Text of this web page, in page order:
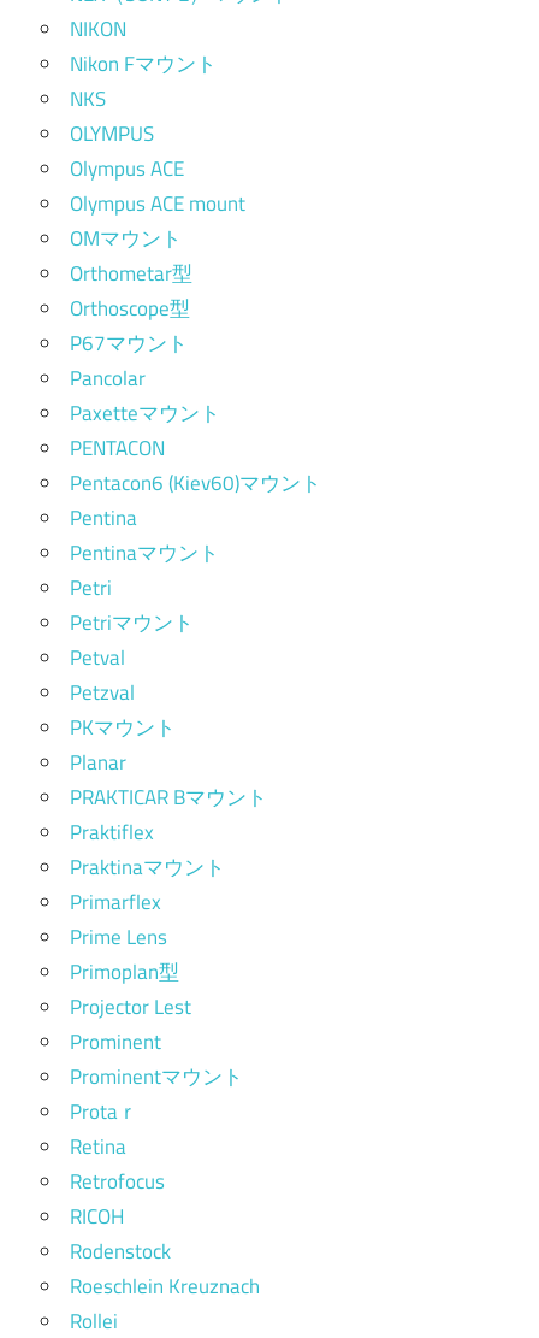
NIKON
Nikon Fマウント
NKS
OLYMPUS
Olympus ACE
Olympus ACE mount
OMマウント
Orthometar型
Orthoscope型
P67マウント
Pancolar
Paxetteマウント
PENTACON
Pentacon6 (Kiev60)マウント
Pentina
Pentinaマウント
Petri
Petriマウント
Petval
Petzval
PKマウント
Planar
PRAKTICAR Bマウント
Praktiflex
Praktinaマウント
Primarflex
Prime Lens
Primoplan型
Projector Lest
Prominent
Prominentマウント
Protaｒ
Retina
Retrofocus
RICOH
Rodenstock
Roeschlein Kreuznach
Rollei